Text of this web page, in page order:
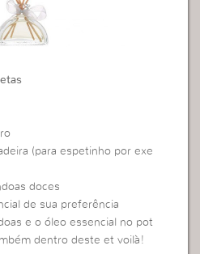
(para espetinho por exe
doces
de sua preferência
e o óleo essencial no pot
dentro deste et voilà!